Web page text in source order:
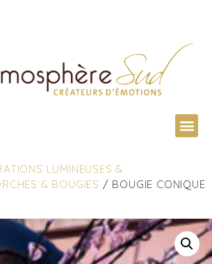
LUMINEUSES &
& BOUGIES / BOUGIE CONIQUE